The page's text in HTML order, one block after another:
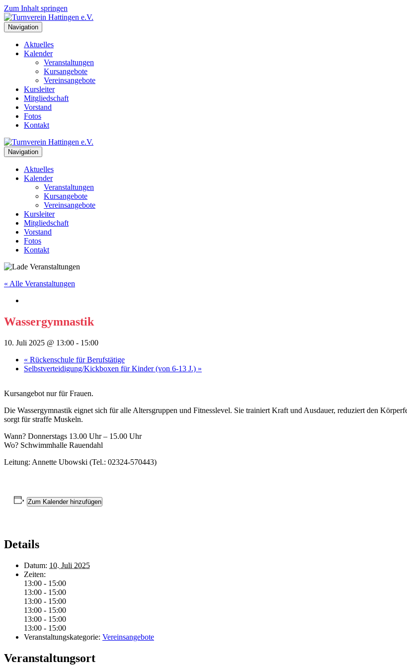
Zum Inhalt springen
Navigation
Aktuelles
Kalender
Veranstaltungen
Kursangebote
Vereinsangebote
Kursleiter
Mitgliedschaft
Vorstand
Fotos
Kontakt
Navigation
Aktuelles
Kalender
Veranstaltungen
Kursangebote
Vereinsangebote
Kursleiter
Mitgliedschaft
Vorstand
Fotos
Kontakt
« Alle Veranstaltungen
Wassergymnastik
10. Juli 2025 @ 13:00 - 15:00
« Rückenschule für Berufstätige
Selbstverteidigung/Kickboxen für Kinder (von 6-13 J.) »
Kursangebot nur für Frauen.
Die Wassergymnastik eignet sich für alle Altersgruppen und Fitnesslevel. Sie trainiert Kraft und Ausdauer, reduziert den
sorgt für straffe Muskeln.
Wann? Donnerstags 13.00 Uhr – 15.00 Uhr
Wo? Schwimmhalle Rauendahl
Leitung: Annette Ubowski (Tel.: 02324-570443)
Zum Kalender hinzufügen
Details
Datum: 10. Juli 2025
Zeiten:
13:00 - 15:00
13:00 - 15:00
13:00 - 15:00
13:00 - 15:00
13:00 - 15:00
13:00 - 15:00
Veranstaltungskategorie: Vereinsangebote
Veranstaltungsort